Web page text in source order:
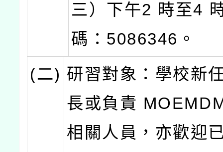
三）下午2 時至4
碼：5086346。
(二) 研習對象：學校新
長或負責
相關人員，亦歡迎